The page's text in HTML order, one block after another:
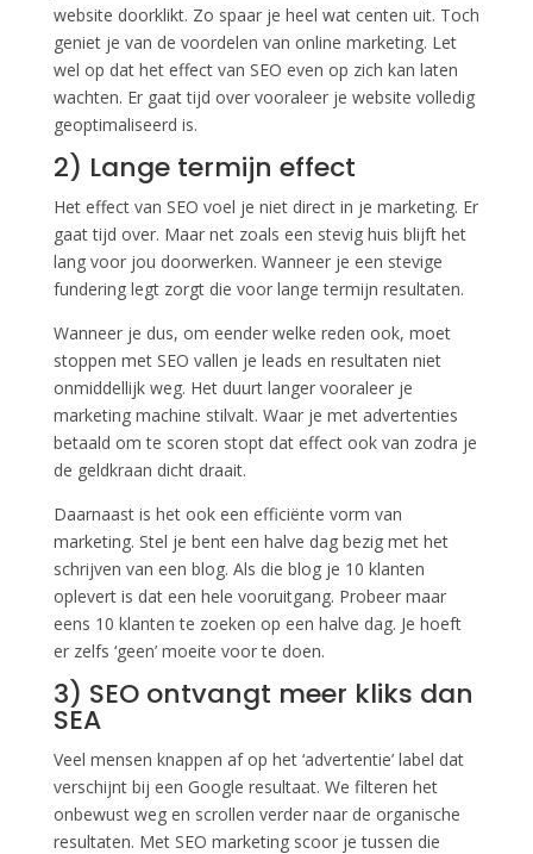
website doorklikt. Zo spaar je heel wat centen uit. Toch
geniet je van de voordelen van online marketing. Let
wel op dat het effect van SEO even op zich kan laten
wachten. Er gaat tijd over vooraleer je website volledig
geoptimaliseerd is.
2) Lange termijn effect
Het effect van SEO voel je niet direct in je marketing. Er
gaat tijd over. Maar net zoals een stevig huis blijft het
lang voor jou doorwerken. Wanneer je een stevige
fundering legt zorgt die voor lange termijn resultaten.
Wanneer je dus, om eender welke reden ook, moet
stoppen met SEO vallen je leads en resultaten niet
onmiddellijk weg. Het duurt langer vooraleer je
marketing machine stilvalt. Waar je met advertenties
betaald om te scoren stopt dat effect ook van zodra je
de geldkraan dicht draait.
Daarnaast is het ook een efficiënte vorm van
marketing. Stel je bent een halve dag bezig met het
schrijven van een blog. Als die blog je 10 klanten
oplevert is dat een hele vooruitgang. Probeer maar
eens 10 klanten te zoeken op een halve dag. Je hoeft
er zelfs ‘geen’ moeite voor te doen.
3) SEO ontvangt meer kliks dan
SEA
Veel mensen knappen af op het ‘advertentie’ label dat
verschijnt bij een Google resultaat. We filteren het
onbewust weg en scrollen verder naar de organische
resultaten. Met SEO marketing scoor je tussen die